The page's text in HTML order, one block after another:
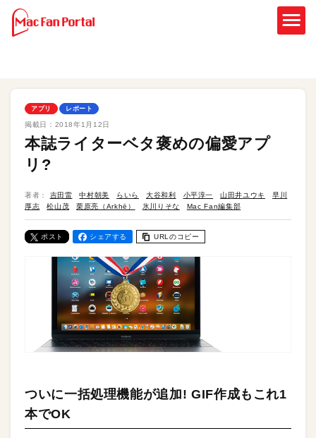
アプリ レポート
掲載日： 2018年1月12日
本誌ライターベタ褒めの偏愛アプ
リ?
著者： 吉田雷 中村朝美 らいら 大谷和利 小平淳一 山田井ユウキ
早川
厚志
松山茂 栗原亮（Arkhē） 氷川りそな Mac Fan編集部
ポスト シェアする URLのコピー
ついに一括処理機能が追加! GIF作成もこれ1
本でOK